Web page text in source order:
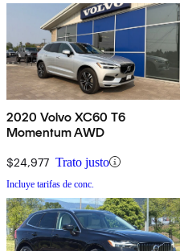
2020 Volvo XC60 T6
Momentum AWD
$24,977 Trato justo
Incluye tarifas de conc.